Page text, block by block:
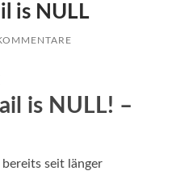
is NULL
is NULL! –
seit länger